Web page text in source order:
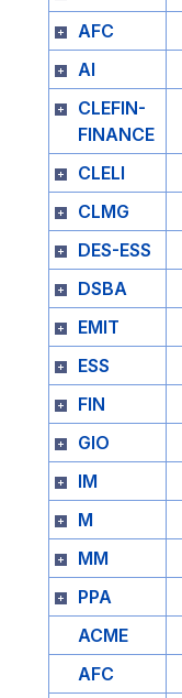
AFC
AI
CLEFIN-
FINANCE
CLELI
CLMG
DES-ESS
DSBA
EMIT
ESS
FIN
GIO
IM
M
MM
PPA
ACME
AFC